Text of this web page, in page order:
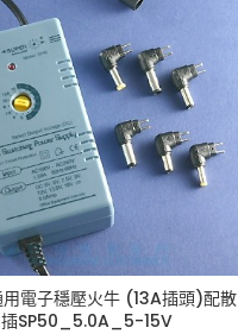
電子穩壓火牛 (13A插頭)配散
插SP50_5.0A_5-15V